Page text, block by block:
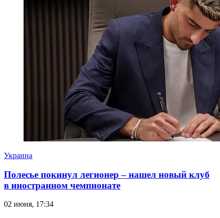
Украина
Полесье покинул легионер – нашел новый клуб
в иностранном чемпионате
02 июня, 17:34